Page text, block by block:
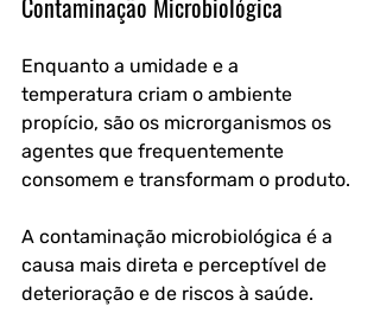
Contaminação Microbiológica
Enquanto a umidade e a
temperatura criam o ambiente
propício, são os microrganismos os
agentes que frequentemente
consomem e transformam o produto.
A contaminação microbiológica é a
causa mais direta e perceptível de
deterioração e de riscos à saúde.